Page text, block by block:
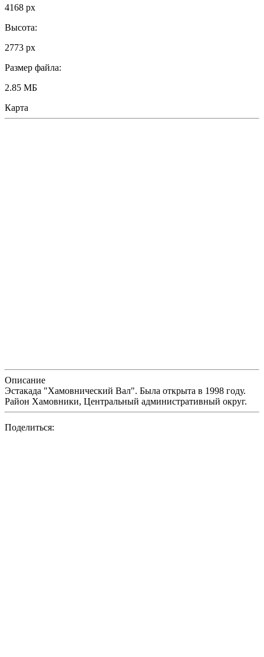
4168 px
Высота:
2773 px
Размер файла:
2.85 МБ
Карта
Описание
Эстакада "Хамовнический Вал". Была открыта в 1998 году.
Район Хамовники, Центральный административный округ.
Поделиться: